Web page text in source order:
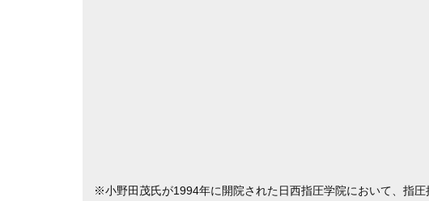
※小野田茂氏が1994年に開院された日西指圧学院において、指